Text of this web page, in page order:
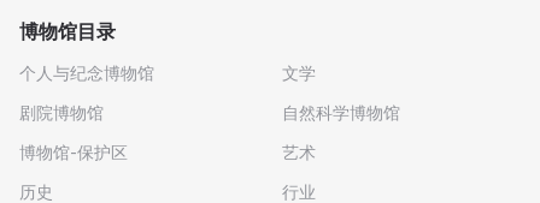
博物馆目录
个人与纪念博物馆
剧院博物馆
博物馆-保护区
历史
文学
自然科学博物馆
艺术
行业